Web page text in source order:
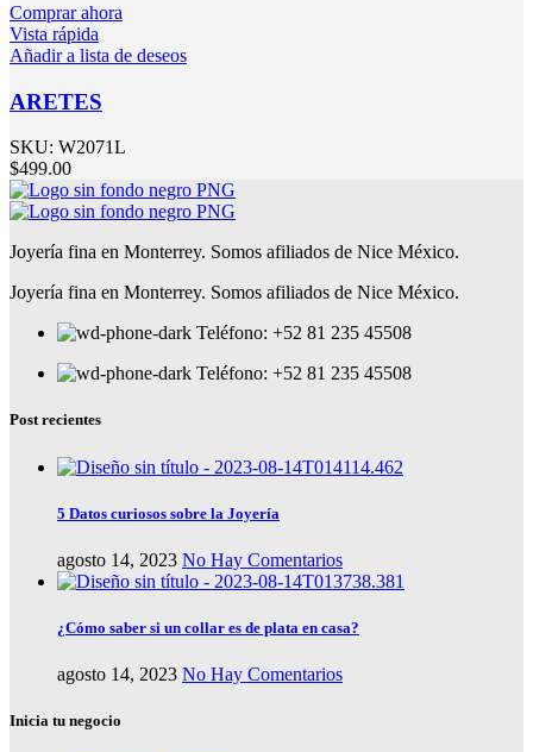
Comprar ahora
Vista rápida
Añadir a lista de deseos
ARETES
SKU: W2071L
$499.00
Joyería fina en Monterrey. Somos afiliados de Nice México.
Joyería fina en Monterrey. Somos afiliados de Nice México.
Teléfono: +52 81 235 45508
Teléfono: +52 81 235 45508
Post recientes
5 Datos curiosos sobre la Joyería
agosto 14, 2023 No Hay Comentarios
¿Cómo saber si un collar es de plata en casa?
agosto 14, 2023 No Hay Comentarios
Inicia tu negocio